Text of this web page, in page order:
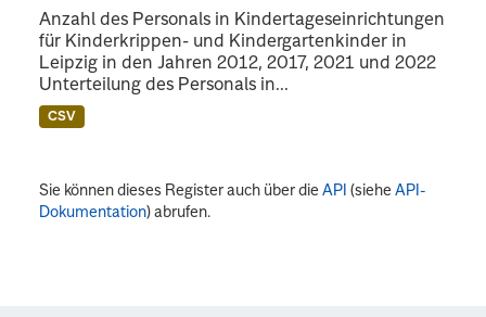
Anzahl des Personals in Kindertageseinrichtungen
für Kinderkrippen- und Kindergartenkinder in
Leipzig in den Jahren 2012, 2017, 2021 und 2022
Unterteilung des Personals in...
CSV
Sie können dieses Register auch über dieAPI (sieheAPI-
Dokumentation) abrufen.